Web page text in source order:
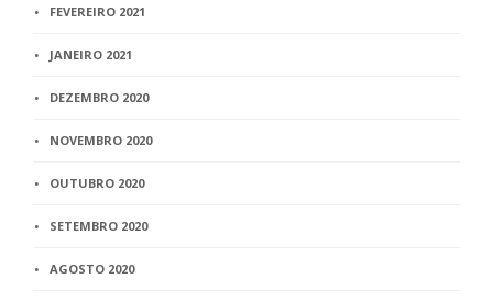
FEVEREIRO 2021
JANEIRO 2021
DEZEMBRO 2020
NOVEMBRO 2020
OUTUBRO 2020
SETEMBRO 2020
AGOSTO 2020